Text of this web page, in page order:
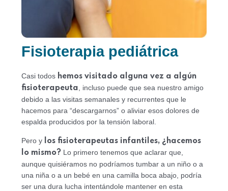
Fisioterapia pediátrica
Casi todos hemos visitado alguna vez a algún
fisioterapeuta , incluso puede que sea nuestro amigo
debido a las visitas semanales y recurrentes que le
hacemos para “descargarnos” o aliviar esos dolores de
espalda producidos por la tensión laboral.
Pero y
los fisioterapeutas infantiles, ¿hacemos
lo mismo? Lo primero tenemos que aclarar que,
aunque quisiéramos no podríamos tumbar a un niño o a
una niña o a un bebé en una camilla boca abajo, podría
ser una dura lucha intentándole mantener en esta